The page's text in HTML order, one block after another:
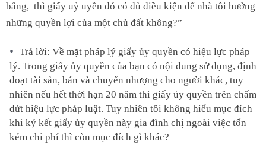
bằng, thì giấy uỷ uyền đó có đủ điều kiện để nhà tôi hưởng
những quyền lợi của một chủ đất không?”
Trả lời: Về mặt pháp lý giấy ủy quyền có hiệu lực pháp
lý. Trong giấy ủy quyền của bạn có nội dung sử dụng, định
đoạt tài sản, bán và chuyển nhượng cho người khác, tuy
nhiên nếu hết thời hạn 20 năm thì giấy ủy quyền trên chấm
dứt hiệu lực pháp luật. Tuy nhiên tôi không hiểu mục đích
khi ký kết giấy ủy quyền này gia đình chị ngoài việc tốn
kém chi phí thì còn mục đích gì khác?